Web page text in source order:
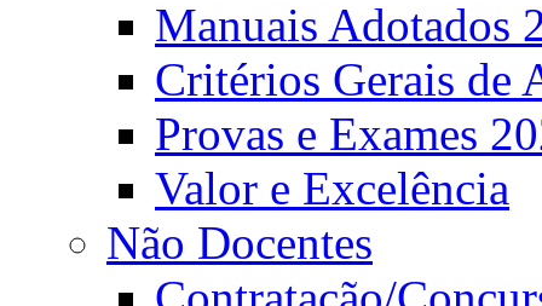
Manuais Adotados
Critérios Gerais de
Provas e Exames
Valor e Excelência
Não Docentes